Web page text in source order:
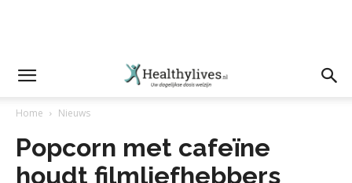
Home Nieuws
Popcorn met cafeïne
houdt filmliefhebbers